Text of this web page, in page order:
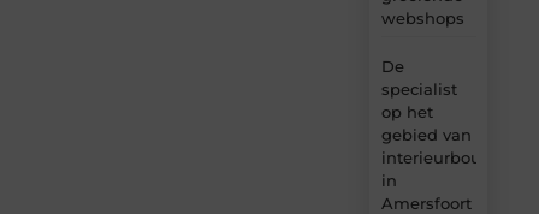
webshops
De
specialist
op het
gebied van
interieurbouw
in
Amersfoort